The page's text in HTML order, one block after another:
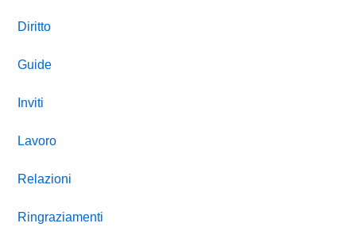
Diritto
Guide
Inviti
Lavoro
Relazioni
Ringraziamenti